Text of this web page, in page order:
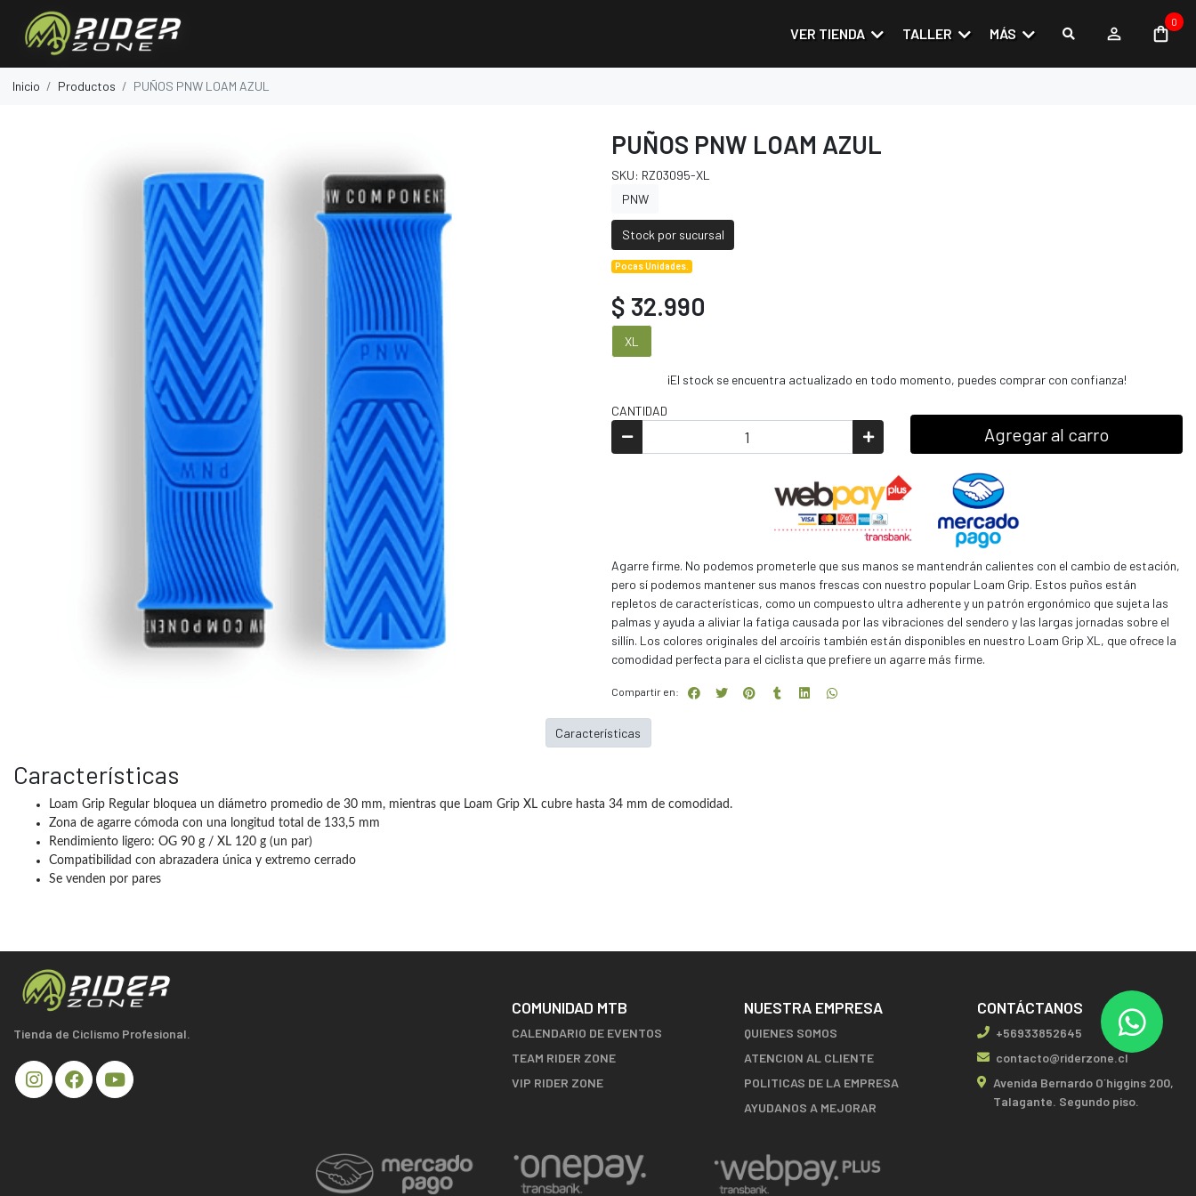
VER TIENDA TALLER MÁS
0
Inicio Productos PUÑOS PNW LOAM AZUL
PUÑOS PNW LOAM AZUL
SKU: RZ03095-XL
PNW
Stock por sucursal
Pocas Unidades.
$ 32.990
XL
¡El stock se encuentra actualizado en todo momento, puedes comprar con confianza!
CANTIDAD
Agregar al carro
Agarre firme. No podemos prometerle que sus manos se mantendrán calientes con el cambio de estación,
pero sí podemos mantener sus manos frescas con nuestro popular Loam Grip. Estos puños están
repletos de características, como un compuesto ultra adherente y un patrón ergonómico que sujeta las
palmas y ayuda a aliviar la fatiga causada por las vibraciones del sendero y las largas jornadas sobre el
sillín. Los colores originales del arcoíris también están disponibles en nuestro Loam Grip XL, que ofrece la
comodidad perfecta para el ciclista que prefiere un agarre más firme.
Compartir en:
Características
Loam Grip Regular bloquea un diámetro promedio de 30 mm, mientras que Loam Grip XL cubre hasta 34 mm de comodidad.
Zona de agarre cómoda con una longitud total de 133,5 mm
Rendimiento ligero: OG 90 g / XL 120 g (un par)
Compatibilidad con abrazadera única y extremo cerrado
Se venden por pares
Características
Tienda de Ciclismo Profesional.
COMUNIDAD MTB
CALENDARIO DE EVENTOS
TEAM RIDER ZONE
VIP RIDER ZONE
NUESTRA EMPRESA
QUIENES SOMOS
ATENCION AL CLIENTE
POLITICAS DE LA EMPRESA
AYUDANOS A MEJORAR
CONTÁCTANOS
+56933852645
contacto@riderzone.cl
Avenida Bernardo O´higgins 200,
Talagante. Segundo piso.